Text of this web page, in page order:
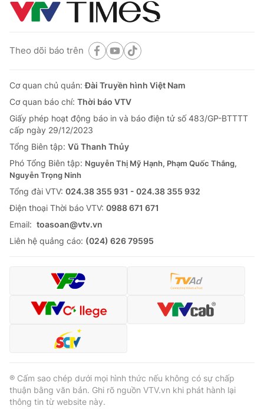
Theo dõi báo trên
Cơ quan chủ quản:Đài Truyền hình Việt Nam
Cơ quan báo chí: Thời báo VTV
Giấy phép hoạt động báo in và báo điện tử số 483/GP-BTTTT
cấp ngày 29/12/2023
Tổng Biên tập: Vũ Thanh Thủy
Phó Tổng Biên tập: Nguyễn Thị Mỹ Hạnh, Phạm Quốc Thắng,
Nguyễn Trọng Ninh
Tổng đài VTV: 024.38 355 931 - 024.38 355 932
Ðiện thoại Thời báo VTV: 0988 671 671
Email: toasoan@vtv.vn
Liên hệ quảng cáo: (024) 626 79595
® Cấm sao chép dưới mọi hình thức nếu không có sự chấp
thuận bằng văn bản. Ghi rõ nguồn VTV.vn khi phát hành lại
thông tin từ website này.